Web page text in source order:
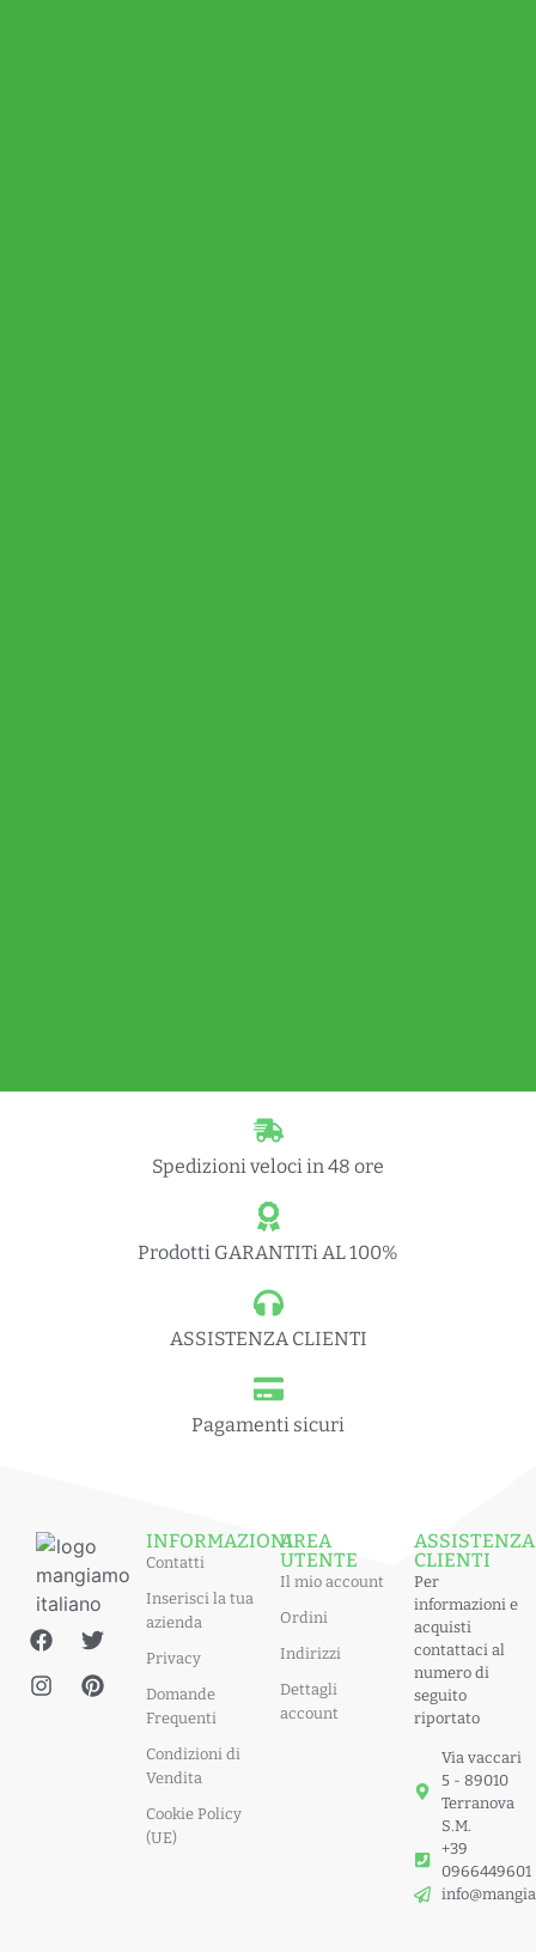
Spedizioni veloci in 48 ore
Prodotti GARANTITi AL 100%
ASSISTENZA CLIENTI
Pagamenti sicuri
INFORMAZIONI
Contatti
Inserisci la tua
azienda
Privacy
Domande
Frequenti
Condizioni di
Vendita
Cookie Policy
(UE)
AREA
UTENTE
Il mio account
Ordini
Indirizzi
Dettagli
account
ASSISTENZA
CLIENTI
Per
informazioni e
acquisti
contattaci al
numero di
seguito
riportato
Via vaccari
5 - 89010
Terranova
S.M.
+39
0966449601